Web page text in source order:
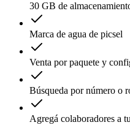
30 GB de
Marca de agua de picsel
Venta por paquete y
Búsqueda por número o
Agregá colaboradores a